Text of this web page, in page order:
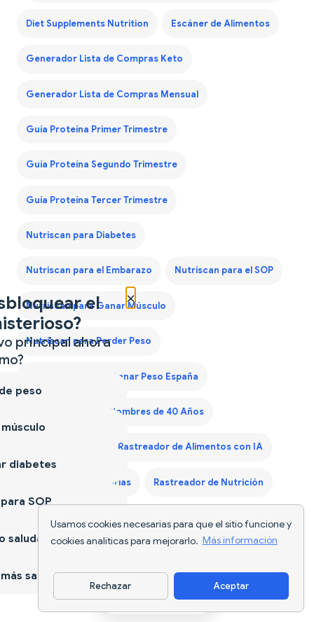
Usamos cookies necesarias para que el sitio funcione y
cookies analíticas para mejorarlo. Más información
Rechazar Aceptar
Diet Supplements Nutrition Escáner de Alimentos
Generador Lista de Compras Keto
Generador Lista de Compras Mensual
Guía Proteína Primer Trimestre
Guía Proteína Segundo Trimestre
Guía Proteína Tercer Trimestre
Nutriscan para Diabetes
Nutriscan para el Embarazo Nutriscan para el SOP
Nutriscan para Ganar Músculo
Nutriscan para Perder Peso
Plan de Dieta para Ganar Peso España
Plan de Dieta para Hombres de 40 Años
Rastreador de Alimentos con IA
Rastreador de Calorías Rastreador de Nutrición
Descargar app
×
el
principal ahora
peso
diabetes
SOP
saludable
sano